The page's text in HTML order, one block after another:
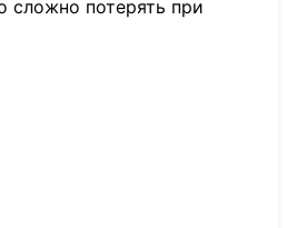
сложно потерять при